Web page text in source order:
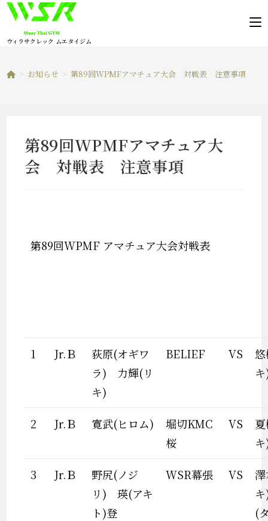
コ
ウィラサクレック ムエタイジム
> お知らせ > 第89回WPMFアマチュア大会 対戦表 注意事項
第89回WPMFアマチュア大
会 対戦表 注意事項
第89回WPMF アマチュア大会対戦表
1 Jr.Ｂ
荻原(オギワ
ラ) 力輝(リ
キ)
BELIEF VS
2 Jr.Ｂ 寛武(ヒロム)
堀切KMC
桜
VS
3 Jr.Ｂ
野尻(ノジ
リ) 瑛(アキ
ト)登
WSR幕張 VS
(